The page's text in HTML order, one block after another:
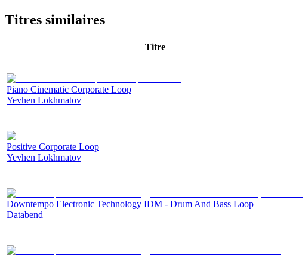
Titres similaires
Titre
Piano Cinematic Corporate Loop
Yevhen Lokhmatov
Positive Corporate Loop
Yevhen Lokhmatov
Downtempo Electronic Technology IDM - Drum And Bass Loop
Databend